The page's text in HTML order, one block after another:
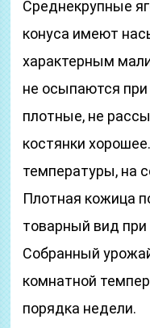
Среднекрупные
конуса имеют
характерным
не осыпаются
плотные, не
костянки
температуры, на
Плотная кожица
товарный вид при
Собранный
комнатной
порядка недели.